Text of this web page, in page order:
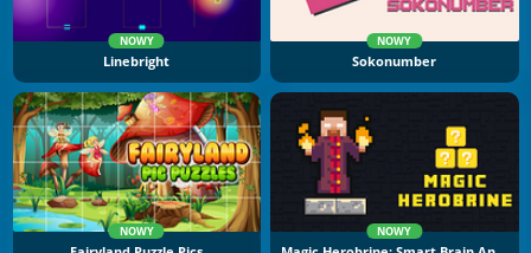
NOWY
Linebright
NOWY
Sokonumber
NOWY NOWY